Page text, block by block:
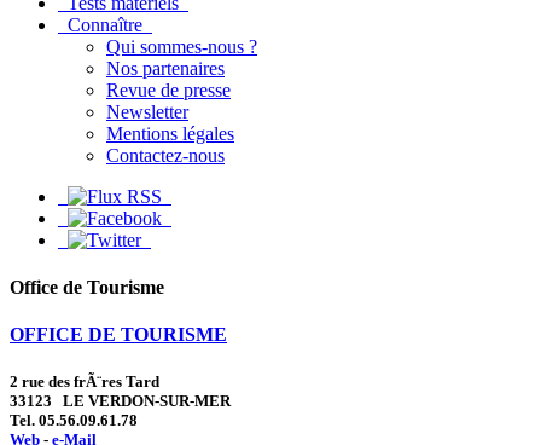
Connaître
Qui sommes-nous ?
Nos partenaires
Revue de presse
Newsletter
Mentions légales
Contactez-nous
Office de Tourisme
OFFICE DE TOURISME
2 rue des frÃ¨res Tard
33123 LE VERDON-SUR-MER
Tel. 05.56.09.61.78
Web - e-Mail